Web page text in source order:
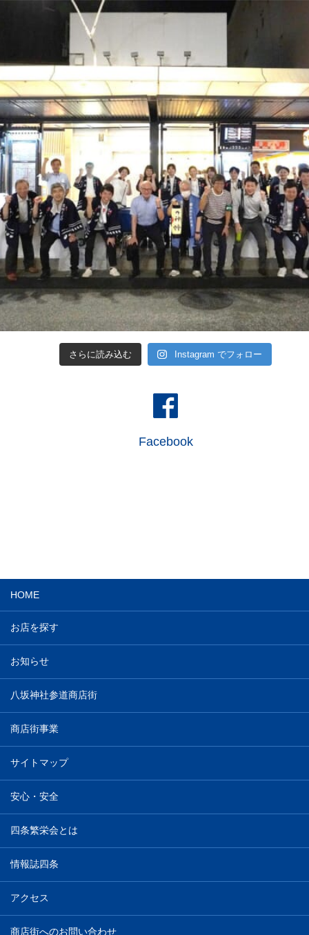
さらに読み込む Instagram でフォロー
Facebook
HOME
お店を探す
お知らせ
八坂神社参道商店街
商店街事業
サイトマップ
安心・安全
四条繁栄会とは
情報誌四条
アクセス
商店街へのお問い合わせ